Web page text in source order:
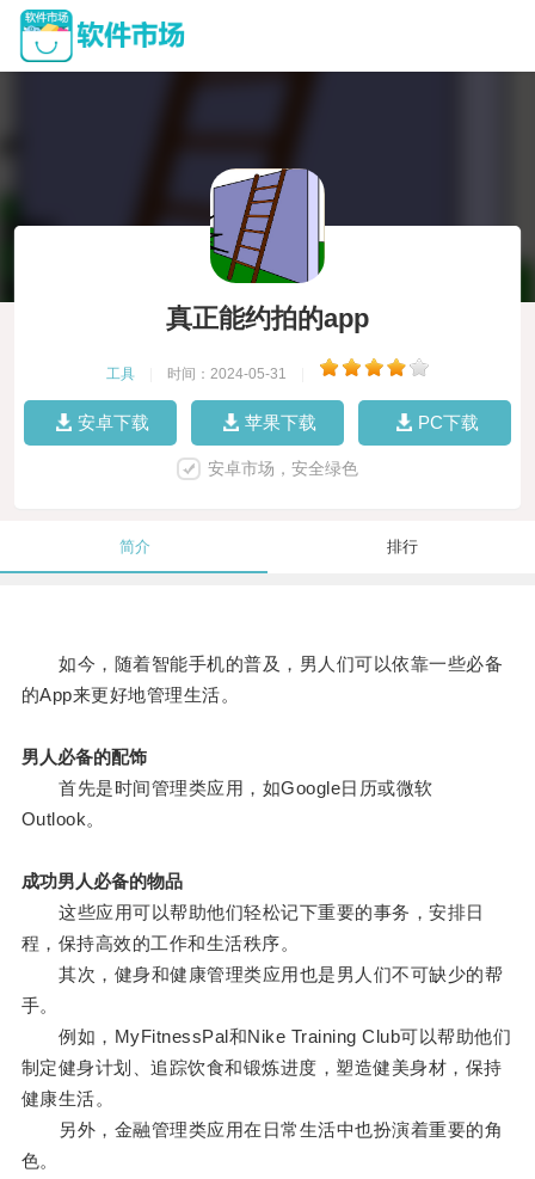
真正能约拍的app
工具 时间：2024-05-31
安卓下载 苹果下载 PC下载
安卓市场，安全绿色
简介 排行
如今，随着智能手机的普及，男人们可以依靠一些必备
的App来更好地管理生活。
男人必备的配饰
首先是时间管理类应用，如Google日历或微软
Outlook。
成功男人必备的物品
这些应用可以帮助他们轻松记下重要的事务，安排日
程，保持高效的工作和生活秩序。
其次，健身和健康管理类应用也是男人们不可缺少的帮
手。
例如，MyFitnessPal和Nike Training Club可以帮助他们
制定健身计划、追踪饮食和锻炼进度，塑造健美身材，保持
健康生活。
另外，金融管理类应用在日常生活中也扮演着重要的角
色。